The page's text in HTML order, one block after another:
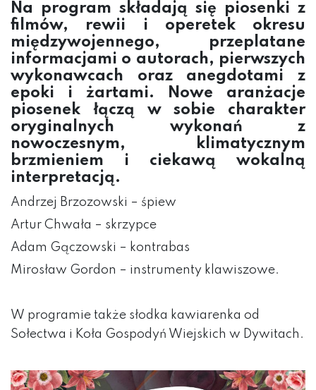
Na program składają się piosenki z
filmów, rewii i operetek okresu
międzywojennego, przeplatane
informacjami o autorach, pierwszych
wykonawcach oraz anegdotami z
epoki i żartami. Nowe aranżacje
piosenek łączą w sobie charakter
oryginalnych wykonań z
nowoczesnym, klimatycznym
brzmieniem i ciekawą wokalną
interpretacją.
Andrzej Brzozowski – śpiew
Artur Chwała – skrzypce
Adam Gączowski – kontrabas
Mirosław Gordon – instrumenty klawiszowe.
W programie także słodka kawiarenka od
Sołectwa i Koła Gospodyń Wiejskich w Dywitach.